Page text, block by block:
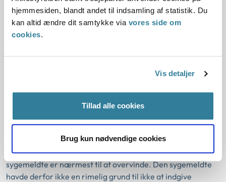
hjemmesiden, blandt andet til indsamling af statistik. Du
kan altid ændre dit samtykke via vores side om
cookies.
Vis detaljer
Tillad alle cookies
Brug kun nødvendige cookies
De konkrete sager
I sag nr. 1 vurderede Ankestyrelsens Beskæftigelsesudvalg,
havde kunnet gøre sig bekendt med indholdet af et
sygemeldte havde ikke givet samtykke i visningsklienten til,
at der fortsat kunne vises post fra offentlige afsendere i den
visningsklient, som den sygemeldte havde valgt at benytte
post fra offentlige afsendere i en visningsklient, som den
sygemeldte selv har valgt, vurderede Ankestyrelsens
Beskæftigelsesudvalg at være en hindring, som den
sygemeldte er nærmest til at overvinde. Den sygemeldte
havde derfor ikke en rimelig grund til ikke at indgive